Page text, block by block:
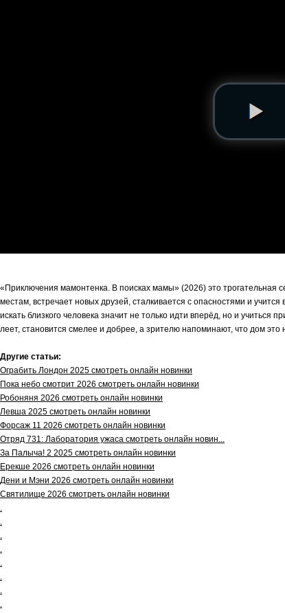
«Приключения мамонтенка. В поисках мамы» (2026) это трогательная
местам, встречает новых друзей, сталкивается с опасностями и
искать близкого человека значит не только идти вперёд, но и
леет, становится смелее и добрее, а зрителю напоминают, что дом
Другие статьи:
Ограбить Лондон 2025 смотреть онлайн новинки
Пока небо смотрит 2026 смотреть онлайн новинки
Робоняня 2026 смотреть онлайн новинки
Левша 2025 смотреть онлайн новинки
Форсаж 11 2026 смотреть онлайн новинки
Отряд 731: Лаборатория ужаса смотреть онлайн новин...
За Палыча! 2 2025 смотреть онлайн новинки
Ерекше 2026 смотреть онлайн новинки
Дени и Мэни 2026 смотреть онлайн новинки
Святилище 2026 смотреть онлайн новинки
.
.
.
.
.
.
.
.